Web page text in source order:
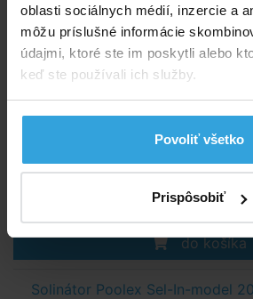
oblasti sociálnych médií, inzercie a
môžu príslušné informácie
údajmi, ktoré ste im poskytli alebo
keď ste používali ich služby.
Povoliť všetko
Prispôsobiť
Max. objem bazéna:
Skladom 2 ks
v stredu u
278,50 EUR
do košíka
Solinátor Poolex Sel-In-model